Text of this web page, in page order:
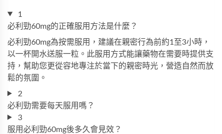
1
必利勁60mg的正確服用方法是什麼？
必利勁60mg為按需服用，建議在親密行為前約1至3小時，
以一杯開水送服一粒。此服用方式能讓藥物在需要時提供支
持，幫助您更從容地專注於當下的親密時光，營造自然而放
鬆的氛圍。
2
必利勁需要每天服用嗎？
3
服用必利勁60mg後多久會見效？